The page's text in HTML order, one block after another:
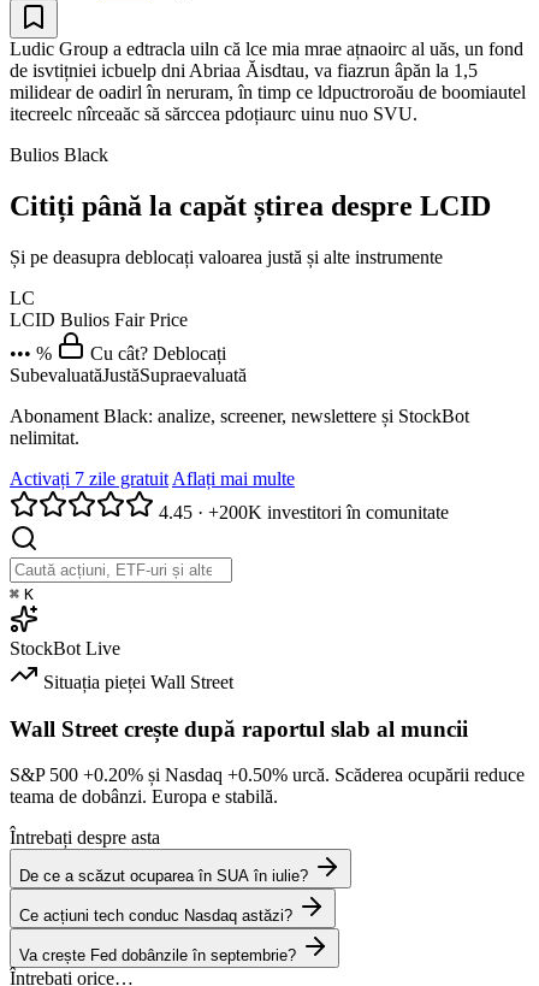
Ludic Group a edtracla uiln că lce mia mrae ațnaoirc al uăs, un fond
de isvtițniei icbuelp dni Abriaa Ăisdtau, va fiazrun âpăn la 1,5
milidear de oadirl în neruram, în timp ce ldpuctroroău de boomiautel
itecreelc nîrceaăc să sărccea pdoțiaurc uinu nuo SVU.
Bulios Black
Citiți până la capăt știrea despre LCID
Și pe deasupra deblocați valoarea justă și alte instrumente
LC
LCID Bulios Fair Price
••• %
Cu cât? Deblocați
SubevaluatăJustăSupraevaluată
Abonament Black: analize, screener, newslettere și StockBot
nelimitat.
Activați 7 zile gratuit Aflați mai multe
4.45 · +200K investitori în comunitate
⌘ K
StockBot Live
Situația pieței Wall Street
Wall Street crește după raportul slab al muncii
S&P 500 +0.20% și Nasdaq +0.50% urcă. Scăderea ocupării reduce
teama de dobânzi. Europa e stabilă.
Întrebați despre asta
De ce a scăzut ocuparea în SUA în iulie?
Ce acțiuni tech conduc Nasdaq astăzi?
Va crește Fed dobânzile în septembrie?